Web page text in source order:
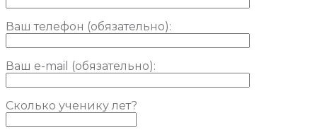
Ваш телефон (обязательно):
Ваш e-mail (обязательно):
Сколько ученику лет?